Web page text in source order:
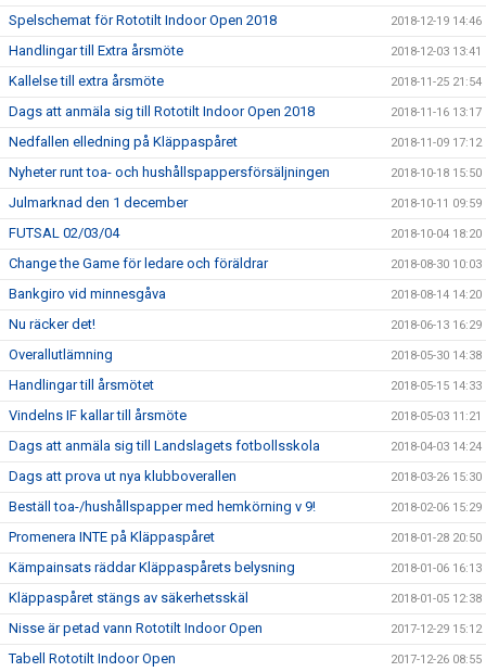
Spelschemat för Rototilt Indoor Open 2018 2018-12-19 14:46
Handlingar till Extra årsmöte 2018-12-03 13:41
Kallelse till extra årsmöte 2018-11-25 21:54
Dags att anmäla sig till Rototilt Indoor Open 2018 2018-11-16 13:17
Nedfallen elledning på Kläppaspåret 2018-11-09 17:12
Nyheter runt toa- och hushållspappersförsäljningen 2018-10-18 15:50
Julmarknad den 1 december 2018-10-11 09:59
FUTSAL 02/03/04 2018-10-04 18:20
Change the Game för ledare och föräldrar 2018-08-30 10:03
Bankgiro vid minnesgåva 2018-08-14 14:20
Nu räcker det! 2018-06-13 16:29
Overallutlämning 2018-05-30 14:38
Handlingar till årsmötet 2018-05-15 14:33
Vindelns IF kallar till årsmöte 2018-05-03 11:21
Dags att anmäla sig till Landslagets fotbollsskola 2018-04-03 14:24
Dags att prova ut nya klubboverallen 2018-03-26 15:30
Beställ toa-/hushållspapper med hemkörning v 9! 2018-02-06 15:29
Promenera INTE på Kläppaspåret 2018-01-28 20:50
Kämpainsats räddar Kläppaspårets belysning 2018-01-06 16:13
Kläppaspåret stängs av säkerhetsskäl 2018-01-05 12:38
Nisse är petad vann Rototilt Indoor Open 2017-12-29 15:12
Tabell Rototilt Indoor Open 2017-12-26 08:55